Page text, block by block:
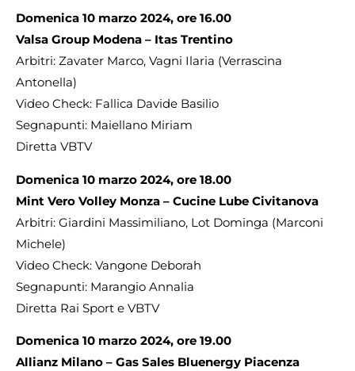
Domenica 10 marzo 2024, ore 16.00
Valsa Group Modena – Itas Trentino
Arbitri: Zavater Marco, Vagni Ilaria (Verrascina
Antonella)
Video Check: Fallica Davide Basilio
Segnapunti: Maiellano Miriam
Diretta VBTV
Domenica 10 marzo 2024, ore 18.00
Mint Vero Volley Monza – Cucine Lube Civitanova
Arbitri: Giardini Massimiliano, Lot Dominga (Marconi
Michele)
Video Check: Vangone Deborah
Segnapunti: Marangio Annalia
Diretta Rai Sport e VBTV
Domenica 10 marzo 2024, ore 19.00
Allianz Milano – Gas Sales Bluenergy Piacenza